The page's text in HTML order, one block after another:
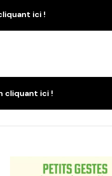
ici !
cliquant ici !